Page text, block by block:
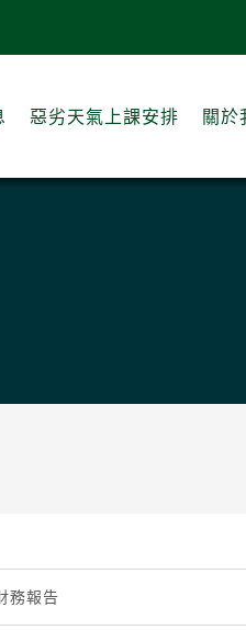
惡劣天氣上課安排 關於
務報告